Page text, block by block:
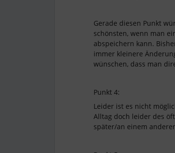
Gerade diesen Punkt
schönsten, wenn man
abspeichern kann.
immer kleinere
wünschen, dass man
Punkt 4:
Leider ist es nicht
Alltag doch leider des
später/an einem